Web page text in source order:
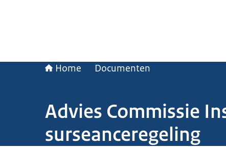
Home Documenten
Advies Commissie
surseanceregeling